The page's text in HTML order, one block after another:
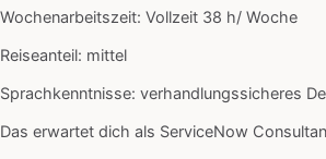
Wochenarbeitszeit: Vollzeit 38 h/ Woche
Reiseanteil: mittel
Sprachkenntnisse: verhandlungssicheres
Das erwartet dich als ServiceNow